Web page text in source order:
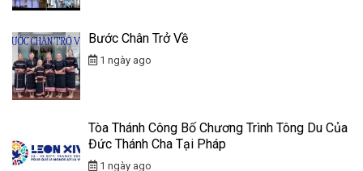
Bước Chân Trở Về
1 ngày ago
Tòa Thánh Công Bố Chương Trình Tông Du Của
Đức Thánh Cha Tại Pháp
1 ngày ago